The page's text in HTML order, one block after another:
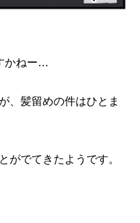
かねー…
、髪留めの件はひとま
がでてきたようです。